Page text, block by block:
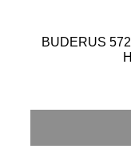
BUDERUS